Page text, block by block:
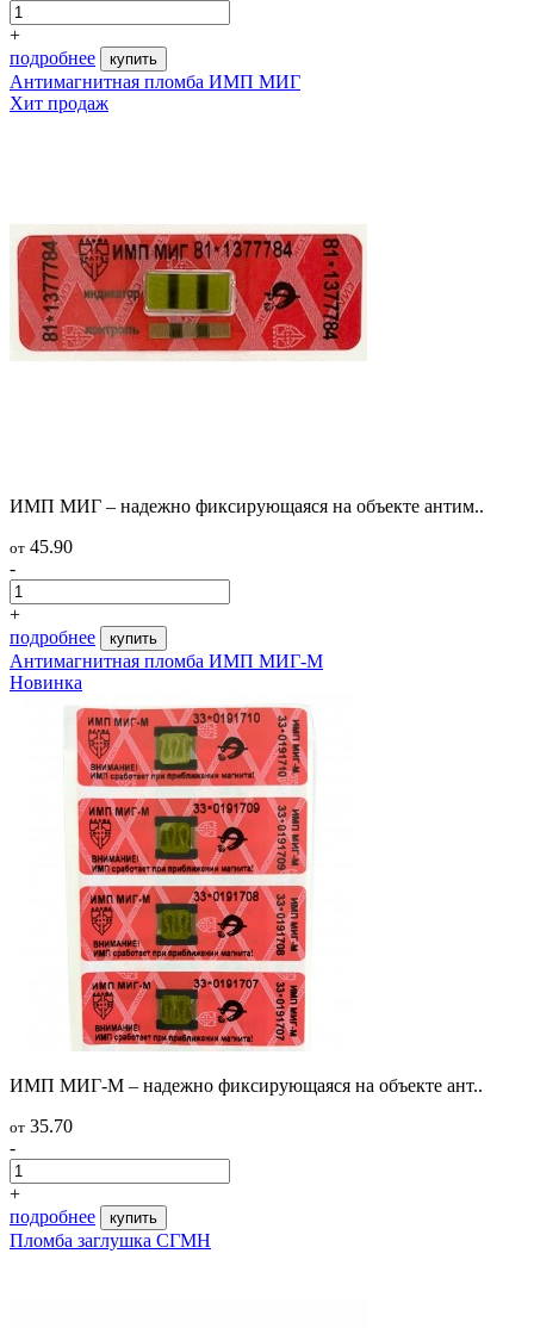
+
подробнее
купить
Антимагнитная пломба ИМП МИГ
Хит продаж
ИМП МИГ – надежно фиксирующаяся на объекте антим..
от 45.90
-
+
подробнее
купить
Антимагнитная пломба ИМП МИГ-М
Новинка
ИМП МИГ-М – надежно фиксирующаяся на объекте ант..
от 35.70
-
+
подробнее
купить
Пломба заглушка СГМН